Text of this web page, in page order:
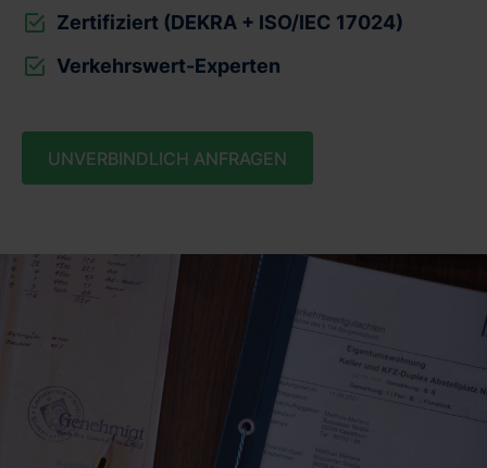
Zertifiziert (DEKRA + ISO/IEC 17024)
Verkehrswert-Experten
UNVERBINDLICH ANFRAGEN